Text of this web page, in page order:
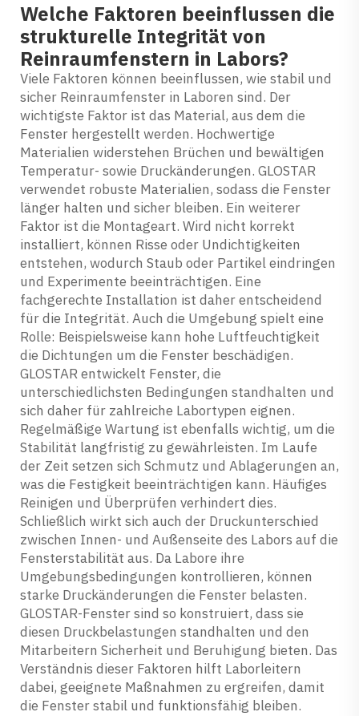
Welche Faktoren beeinflussen die
strukturelle Integrität von
Reinraumfenstern in Labors?
Viele Faktoren können beeinflussen, wie stabil und
sicher Reinraumfenster in Laboren sind. Der
wichtigste Faktor ist das Material, aus dem die
Fenster hergestellt werden. Hochwertige
Materialien widerstehen Brüchen und bewältigen
Temperatur- sowie Druckänderungen. GLOSTAR
verwendet robuste Materialien, sodass die Fenster
länger halten und sicher bleiben. Ein weiterer
Faktor ist die Montageart. Wird nicht korrekt
installiert, können Risse oder Undichtigkeiten
entstehen, wodurch Staub oder Partikel eindringen
und Experimente beeinträchtigen. Eine
fachgerechte Installation ist daher entscheidend
für die Integrität. Auch die Umgebung spielt eine
Rolle: Beispielsweise kann hohe Luftfeuchtigkeit
die Dichtungen um die Fenster beschädigen.
GLOSTAR entwickelt Fenster, die
unterschiedlichsten Bedingungen standhalten und
sich daher für zahlreiche Labortypen eignen.
Regelmäßige Wartung ist ebenfalls wichtig, um die
Stabilität langfristig zu gewährleisten. Im Laufe
der Zeit setzen sich Schmutz und Ablagerungen an,
was die Festigkeit beeinträchtigen kann. Häufiges
Reinigen und Überprüfen verhindert dies.
Schließlich wirkt sich auch der Druckunterschied
zwischen Innen- und Außenseite des Labors auf die
Fensterstabilität aus. Da Labore ihre
Umgebungsbedingungen kontrollieren, können
starke Druckänderungen die Fenster belasten.
GLOSTAR-Fenster sind so konstruiert, dass sie
diesen Druckbelastungen standhalten und den
Mitarbeitern Sicherheit und Beruhigung bieten. Das
Verständnis dieser Faktoren hilft Laborleitern
dabei, geeignete Maßnahmen zu ergreifen, damit
die Fenster stabil und funktionsfähig bleiben.